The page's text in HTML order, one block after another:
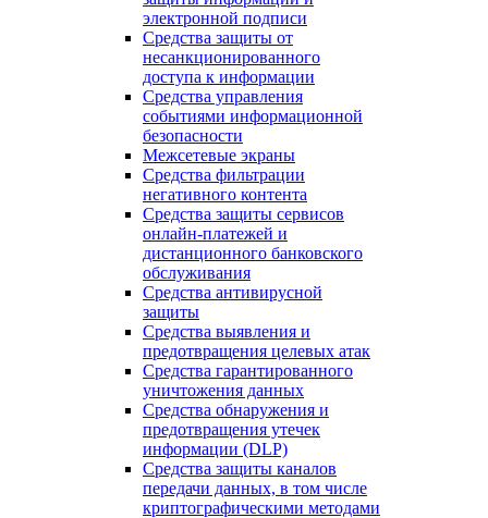
электронной подписи
Средства защиты от
несанкционированного
доступа к информации
Средства управления
событиями информационной
безопасности
Межсетевые экраны
Средства фильтрации
негативного контента
Средства защиты сервисов
онлайн-платежей и
дистанционного банковского
обслуживания
Средства антивирусной
защиты
Средства выявления и
предотвращения целевых атак
Средства гарантированного
уничтожения данных
Средства обнаружения и
предотвращения утечек
информации (DLP)
Средства защиты каналов
передачи данных, в том числе
криптографическими методами